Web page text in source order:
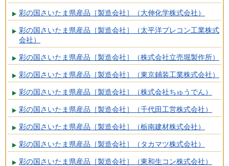
彩の国さいたま県産品［製造会社］（大伸化学株式会社）
彩の国さいたま県産品［製造会社］（太平洋プレコン工業株式
会社）
彩の国さいたま県産品［製造会社］（株式会社立売堀製作所）
彩の国さいたま県産品［製造会社］（東京鋪装工業株式会社）
彩の国さいたま県産品［製造会社］（株式会社ちゅうでん）
彩の国さいたま県産品［製造会社］（千代田工営株式会社）
彩の国さいたま県産品［製造会社］（栃南建材株式会社）
彩の国さいたま県産品［製造会社］（タカマツ株式会社）
彩の国さいたま県産品［製造会社］（東和生コン株式会社）